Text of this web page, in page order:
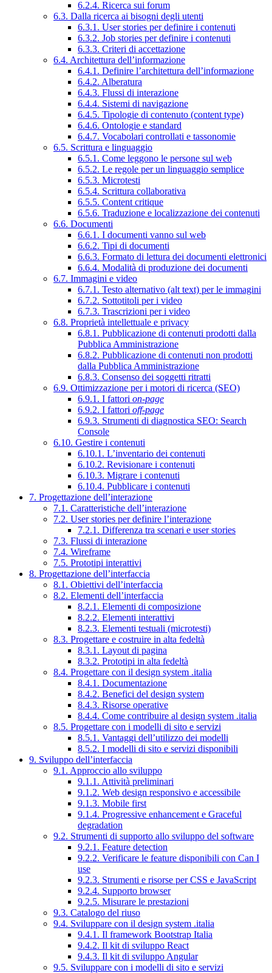
6.2.4. Ricerca sui forum
6.3. Dalla ricerca ai bisogni degli utenti
6.3.1. User stories per definire i contenuti
6.3.2. Job stories per definire i contenuti
6.3.3. Criteri di accettazione
6.4. Architettura dell’informazione
6.4.1. Definire l’architettura dell’informazione
6.4.2. Alberatura
6.4.3. Flussi di interazione
6.4.4. Sistemi di navigazione
6.4.5. Tipologie di contenuto (content type)
6.4.6. Ontologie e standard
6.4.7. Vocabolari controllati e tassonomie
6.5. Scrittura e linguaggio
6.5.1. Come leggono le persone sul web
6.5.2. Le regole per un linguaggio semplice
6.5.3. Microtesti
6.5.4. Scrittura collaborativa
6.5.5. Content critique
6.5.6. Traduzione e localizzazione dei contenuti
6.6. Documenti
6.6.1. I documenti vanno sul web
6.6.2. Tipi di documenti
6.6.3. Formato di lettura dei documenti elettronici
6.6.4. Modalità di produzione dei documenti
6.7. Immagini e video
6.7.1. Testo alternativo (alt text) per le immagini
6.7.2. Sottotitoli per i video
6.7.3. Trascrizioni per i video
6.8. Proprietà intellettuale e privacy
6.8.1. Pubblicazione di contenuti prodotti dalla
Pubblica Amministrazione
6.8.2. Pubblicazione di contenuti non prodotti
dalla Pubblica Amministrazione
6.8.3. Consenso dei soggetti ritratti
6.9. Ottimizzazione per i motori di ricerca (SEO)
6.9.1. I fattori on-page
6.9.2. I fattori off-page
6.9.3. Strumenti di diagnostica SEO: Search
Console
6.10. Gestire i contenuti
6.10.1. L’inventario dei contenuti
6.10.2. Revisionare i contenuti
6.10.3. Migrare i contenuti
6.10.4. Pubblicare i contenuti
7. Progettazione dell’interazione
7.1. Caratteristiche dell’interazione
7.2. User stories per definire l’interazione
7.2.1. Differenza tra scenari e user stories
7.3. Flussi di interazione
7.4. Wireframe
7.5. Prototipi interattivi
8. Progettazione dell’interfaccia
8.1. Obiettivi dell’interfaccia
8.2. Elementi dell’interfaccia
8.2.1. Elementi di composizione
8.2.2. Elementi interattivi
8.2.3. Elementi testuali (microtesti)
8.3. Progettare e costruire in alta fedeltà
8.3.1. Layout di pagina
8.3.2. Prototipi in alta fedeltà
8.4. Progettare con il design system .italia
8.4.1. Documentazione
8.4.2. Benefici del design system
8.4.3. Risorse operative
8.4.4. Come contribuire al design system .italia
8.5. Progettare con i modelli di sito e servizi
8.5.1. Vantaggi dell’utilizzo dei modelli
8.5.2. I modelli di sito e servizi disponibili
9. Sviluppo dell’interfaccia
9.1. Approccio allo sviluppo
9.1.1. Attività preliminari
9.1.2. Web design responsivo e accessibile
9.1.3. Mobile first
9.1.4. Progressive enhancement e Graceful
degradation
9.2. Strumenti di supporto allo sviluppo del software
9.2.1. Feature detection
9.2.2. Verificare le feature disponibili con Can I
use
9.2.3. Strumenti e risorse per CSS e JavaScript
9.2.4. Supporto browser
9.2.5. Misurare le prestazioni
9.3. Catalogo del riuso
9.4. Sviluppare con il design system .italia
9.4.1. Il framework Bootstrap Italia
9.4.2. Il kit di sviluppo React
9.4.3. Il kit di sviluppo Angular
9.5. Sviluppare con i modelli di sito e servizi